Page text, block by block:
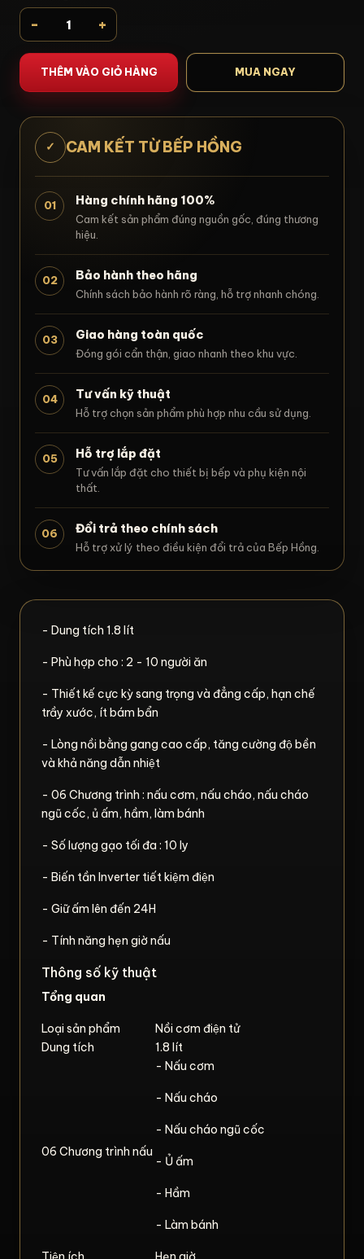
- +
THÊM VÀO GIỎ HÀNG MUA NGAY
✓ CAM KẾT TỪ BẾP HỒNG
01 Hàng chính hãng 100%
Cam kết sản phẩm đúng nguồn gốc, đúng thương
hiệu.
02 Bảo hành theo hãng
Chính sách bảo hành rõ ràng, hỗ trợ nhanh chóng.
03 Giao hàng toàn quốc
Đóng gói cẩn thận, giao nhanh theo khu vực.
04 Tư vấn kỹ thuật
Hỗ trợ chọn sản phẩm phù hợp nhu cầu sử dụng.
05 Hỗ trợ lắp đặt
Tư vấn lắp đặt cho thiết bị bếp và phụ kiện nội
thất.
06 Đổi trả theo chính sách
Hỗ trợ xử lý theo điều kiện đổi trả của Bếp Hồng.
- Dung tích 1.8 lít
- Phù hợp cho : 2 - 10 người ăn
- Thiết kế cực kỳ sang trọng và đẳng cấp, hạn chế
trầy xước, ít bám bẩn
- Lòng nồi bằng gang cao cấp, tăng cường độ bền
và khả năng dẫn nhiệt
- 06 Chương trình : nấu cơm, nấu cháo, nấu cháo
ngũ cốc, ủ ấm, hầm, làm bánh
- Số lượng gạo tối đa : 10 ly
- Biến tần Inverter tiết kiệm điện
- Giữ ấm lên đến 24H
- Tính năng hẹn giờ nấu
Thông số kỹ thuật
Tổng quan
Loại sản phẩm
Nồi cơm điện tử
Dung tích
1.8 lít
06 Chương trình nấu
- Nấu cơm
- Nấu cháo
- Nấu cháo ngũ cốc
- Ủ ấm
- Hầm
- Làm bánh